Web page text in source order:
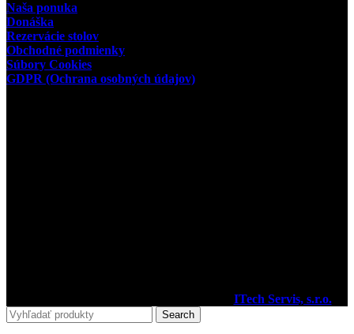
Naša ponuka
Donáška
Rezervácie stolov
Obchodné podmienky
Súbory Cookies
GDPR (Ochrana osobných údajov)
ITech Servis, s.r.o.
Search